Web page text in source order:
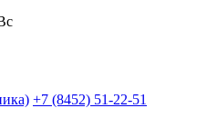
+7 (8452) 51-22-51